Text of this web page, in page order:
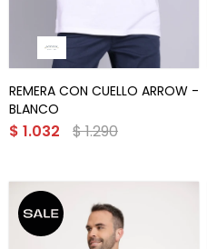
REMERA CON CUELLO ARROW -
BLANCO
$ 1.032 $1.290